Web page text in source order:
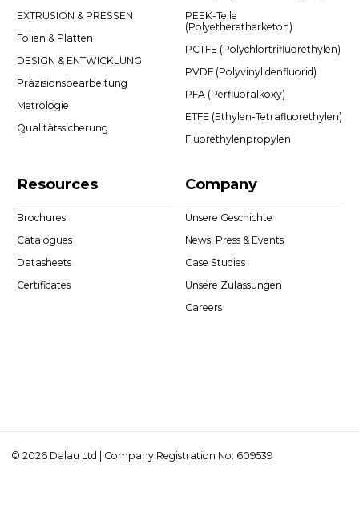
EXTRUSION & PRESSEN
Folien & Platten
DESIGN & ENTWICKLUNG
Präzisionsbearbeitung
Metrologie
Qualitätssicherung
PEEK-Teile
(Polyetheretherketon)
PCTFE (Polychlortrifluorethylen)
PVDF (Polyvinylidenfluorid)
PFA (Perfluoralkoxy)
ETFE (Ethylen-Tetrafluorethylen)
Fluorethylenpropylen
Resources
Brochures
Catalogues
Datasheets
Certificates
Company
Unsere Geschichte
News, Press & Events
Case Studies
Unsere Zulassungen
Careers
© 2026 Dalau Ltd | Company Registration No: 609539